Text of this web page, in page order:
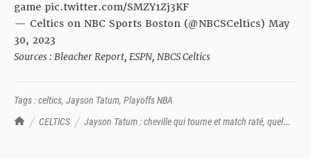
TrashTalk Actu NBA
CELTICS
Jayson Tatum : cheville qui tourne et match raté, quel
game pic.twitter.com/SMZY1Zj3KF
— Celtics on NBC Sports Boston (@NBCSCeltics) May
30, 2023
Sources : Bleacher Report, ESPN, NBCS Celtics
Tags :celtics, Jayson Tatum, Playoffs NBA